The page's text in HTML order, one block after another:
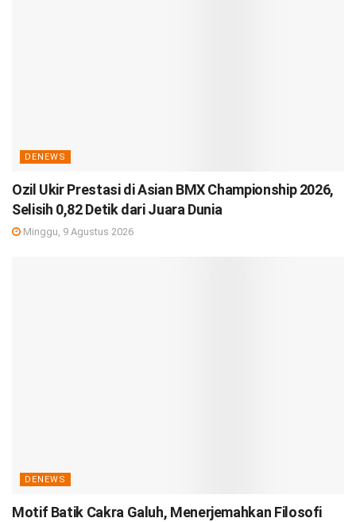
DENEWS
Ozil Ukir Prestasi di Asian BMX Championship 2026,
Selisih 0,82 Detik dari Juara Dunia
Minggu, 9 Agustus 2026
DENEWS
Motif Batik Cakra Galuh, Menerjemahkan Filosofi